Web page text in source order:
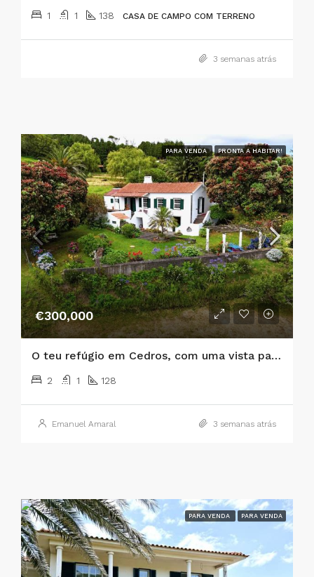
1 1 138 CASA DE CAMPO COM TERRENO
3 semanas atrás
PARA VENDA PRONTA A HABITAR!
€300,000
O teu refúgio em Cedros, com uma vista panorâmica sobre o Atlântico e as ilhas de São Jorge e Graciosa!
2 1 128
Emanuel Amaral 3 semanas atrás
PARA VENDA PARA VENDA